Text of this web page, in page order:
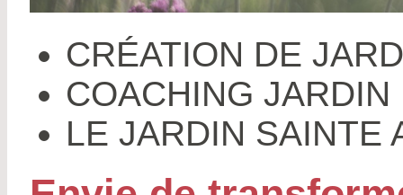
CRÉATION DE
COACHING JARDIN
LE JARDIN SAINTE